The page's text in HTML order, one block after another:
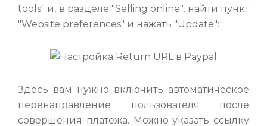
tools" и, в разделе "Selling online", найти пункт
"Website preferences" и нажать "Update":
Здесь вам нужно включить автоматическое
перенаправление пользователя после
совершения платежа. Можно указать ссылку